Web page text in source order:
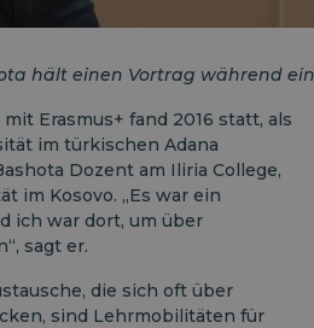
hält einen Vortrag während
Erasmus+ fand 2016 statt, als
im türkischen Adana
Dozent am Iliria College,
im Kosovo. „Es war ein
ich war dort, um über
sagt er.
die sich oft über
sind Lehrmobilitäten für